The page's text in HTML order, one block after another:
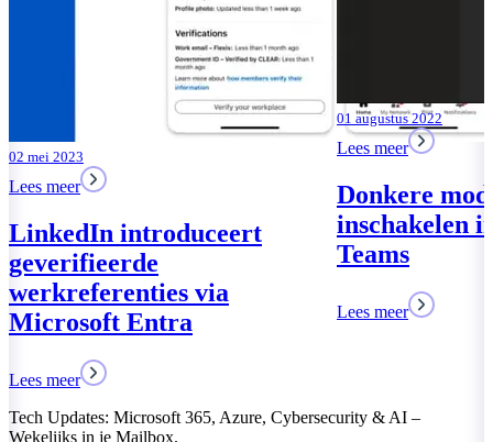
Lees meer
Donkere modus
inschakelen in Microsoft
Teams
Lees meer
Tech Updates: Microsoft 365, Azure, Cybersecurity & AI –
Wekelijks in je Mailbox.